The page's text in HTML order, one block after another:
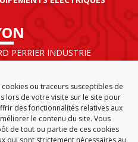
ou traceurs susceptibles de
lors de votre visite sur le site pour
des fonctionnalités relatives aux
le contenu du site. Vous
de tout ou partie de ces cookies
qui sont strictement nécessaires au
PERRIER INDUSTRIE
SAINT EXUPÉRY